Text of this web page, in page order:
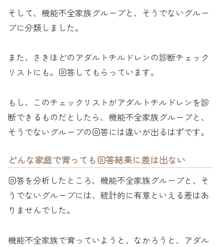
そして、機能不全家族グループと、そうでないグルー
プに分類しました。
また、さきほどのアダルトチルドレンの診断チェック
リストにも。回答してもらっています。
もし、このチェックリストがアダルトチルドレンを診
断できるものだとしたら、機能不全家族グループと、
そうでないグループの回答には違いが出るはずです。
どんな家庭で育っても回答結果に差は出ない
回答を分析したところ、機能不全家族グループと、そ
うでないグループには、統計的に有意といえる差はあ
りませんでした。
機能不全家族で育っていようと、なかろうと、アダル